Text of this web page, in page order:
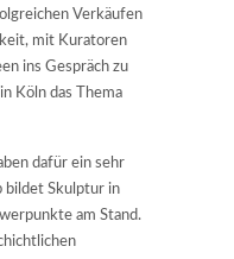
Verkäufen
mit Kuratoren
ins Gespräch zu
Köln das Thema
dafür ein sehr
bildet Skulptur in
am Stand.